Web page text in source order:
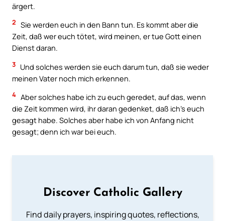
ärgert.
2 Sie werden euch in den Bann tun. Es kommt aber die
Zeit, daß wer euch tötet, wird meinen, er tue Gott einen
Dienst daran.
3 Und solches werden sie euch darum tun, daß sie weder
meinen Vater noch mich erkennen.
4 Aber solches habe ich zu euch geredet, auf das, wenn
die Zeit kommen wird, ihr daran gedenket, daß ich’s euch
gesagt habe. Solches aber habe ich von Anfang nicht
gesagt; denn ich war bei euch.
Discover Catholic Gallery
Find daily prayers, inspiring quotes, reflections,